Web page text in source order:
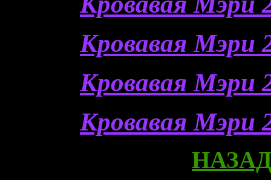
Кровавая Мэри
Кровавая Мэри
Кровавая Мэри
НАЗАД